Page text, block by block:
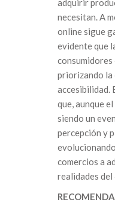
adquirir
necesitan. A
online sigue
evidente que
consumidores
priorizando la
accesibilidad.
que, aunque
siendo un
percepción y
comercios a
realidades del